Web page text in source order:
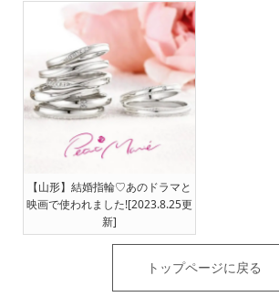
【山形】結婚指輪♡あのドラマと
映画で使われました![2023.8.25更
新]
トップページに戻る